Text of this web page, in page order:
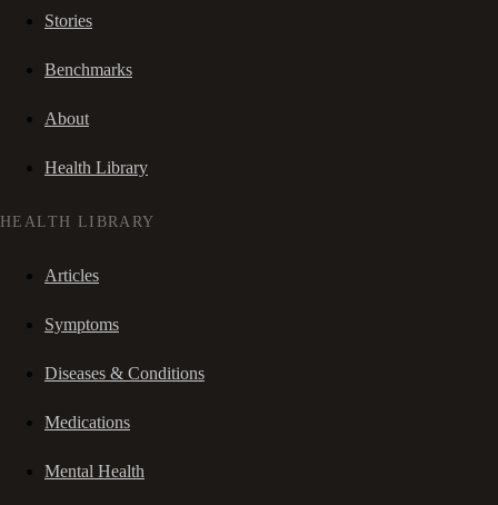
Stories
Benchmarks
About
Health Library
HEALTH LIBRARY
Articles
Symptoms
Diseases & Conditions
Medications
Mental Health